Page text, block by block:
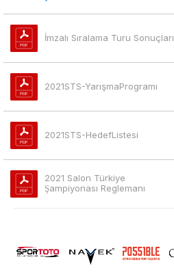
İmzalı Sıralama Turu Sonuçları
2021STS-YarışmaProgramı
2021STS-HedefListesi
2021 Salon Türkiye
Şampiyonası Reglemanı